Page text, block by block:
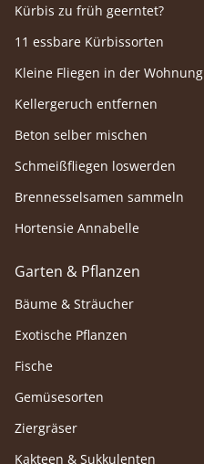
Kürbis zu früh geerntet?
11 essbare Kürbissorten
Kleine Fliegen in der Wohnung
Kellergeruch entfernen
Beton selber mischen
Schmeißfliegen loswerden
Brennesselsamen sammeln
Hortensie Annabelle
Garten & Pflanzen
Bäume & Sträucher
Exotische Pflanzen
Fische
Gemüsesorten
Ziergräser
Kakteen & Sukkulenten